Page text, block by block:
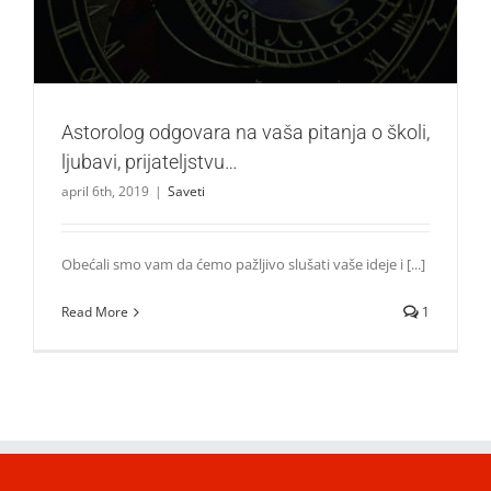
Astorolog odgovara na vaša pitanja o školi,
ljubavi, prijateljstvu…
april 6th, 2019 | Saveti
Obećali smo vam da ćemo pažljivo slušati vaše ideje i [...]
Read More 1